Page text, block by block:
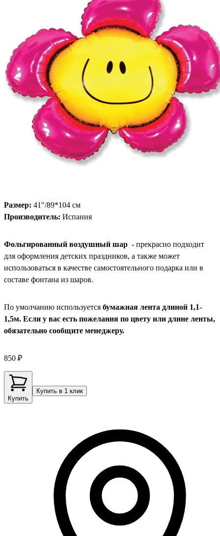
Размер: 41"/89*104 см
Производитель: Испания
Фольгированный воздушный шар - прекрасно подходит
для оформления детских праздников, а также может
использоваться в качестве самостоятельного подарка или в
составе фонтана из шаров.
По умолчанию используется бумажная лента длиной 1,1-
1,5м. Если у вас есть пожелания по цвету или длине ленты,
обязательно сообщите менеджеру.
850 ₽
Купить
Купить в 1 клик